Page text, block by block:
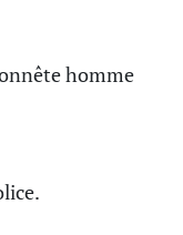
homme